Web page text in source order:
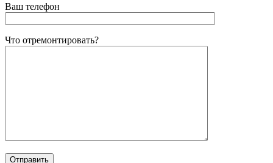
Ваш телефон
Что отремонтировать?